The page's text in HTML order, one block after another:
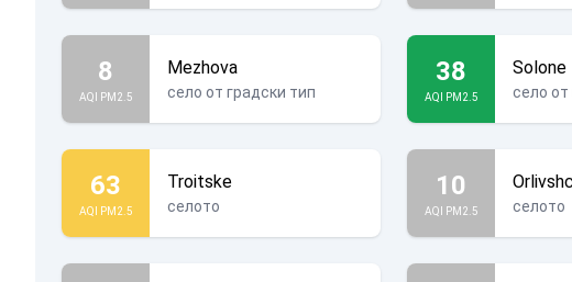
8
AQI PM2.5
Mezhova
село от градски тип
38
AQI PM2.5
Solone
село от
63
AQI PM2.5
Troitske
селото
10
AQI PM2.5 селото